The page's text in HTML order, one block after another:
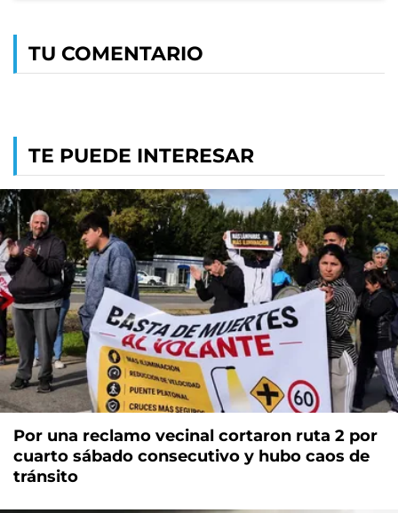
TU COMENTARIO
TE PUEDE INTERESAR
Por una reclamo vecinal cortaron ruta 2 por
cuarto sábado consecutivo y hubo caos de
tránsito